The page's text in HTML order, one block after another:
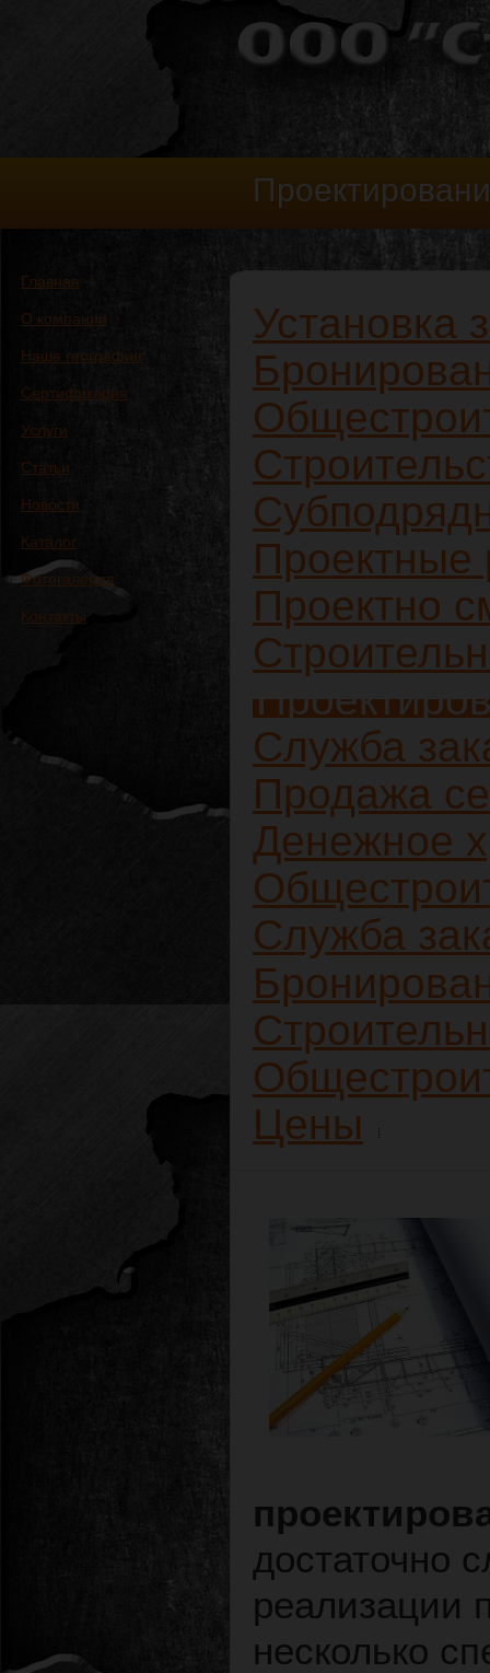
Главная
О компании
Наша география
Сертификация
Услуги
Статьи
Новости
Каталог
Фотогалерея
Контакты
•
•Установка
Проектные
Проектно
Служба
Продажа
Денежное
Служба
Цены
достаточно
реализации
несколько